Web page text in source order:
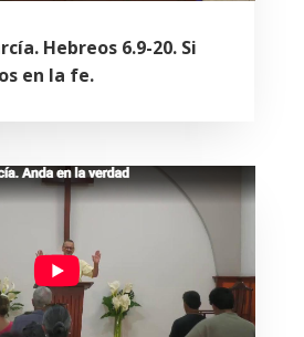
Hebreos 6.9-20. Si
en la fe.